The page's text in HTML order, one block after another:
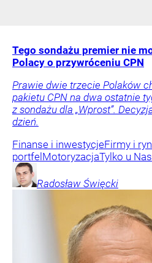
Tego sondażu premier nie
Polacy o przywróceniu CPN
Prawie dwie trzecie Polaków
pakietu CPN na dwa ostatnie
z sondażu dla „Wprost”.
dzień.
Finanse i inwestycjeFirmy i
portfel MotoryzacjaTylko u Nas
Radosław Święcki